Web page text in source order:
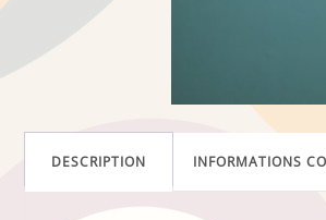
DESCRIPTION INFORMATIONS